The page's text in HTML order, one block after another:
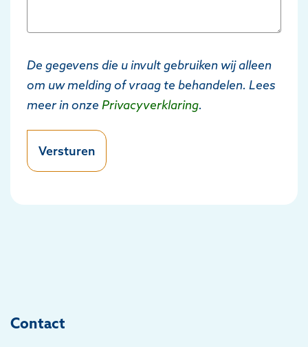
De gegevens die u invult gebruiken wij alleen
om uw melding of vraag te behandelen. Lees
meer in onze Privacyverklaring.
Contact